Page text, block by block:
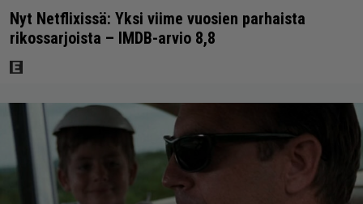
Nyt Netflixissä: Yksi viime vuosien parhaista
rikossarjoista – IMDB-arvio 8,8